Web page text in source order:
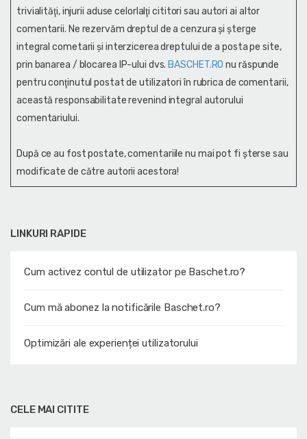
LINKURI RAPIDE
Cum activez contul de utilizator pe Baschet.ro?
Cum mă abonez la notificările Baschet.ro?
Optimizări ale experienței utilizatorului
trivialităţi, injurii aduse celorlalţi cititori sau autori ai altor
comentarii. Ne rezervăm dreptul de a cenzura și şterge
integral cometarii și interzicerea dreptului de a posta pe site,
prin banarea / blocarea IP-ului dvs. BASCHET.RO nu răspunde
pentru conţinutul postat de utilizatori în rubrica de comentarii,
această responsabilitate revenind integral autorului
comentariului.
După ce au fost postate, comentariile nu mai pot fi șterse sau
modificate de către autorii acestora!
CELE MAI CITITE